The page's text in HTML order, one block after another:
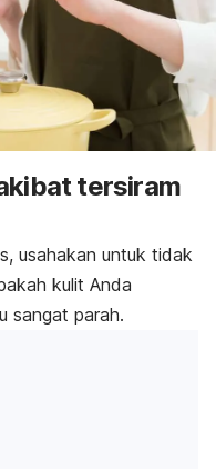
tersiram
usahakan untuk tidak
kulit Anda
sangat parah.